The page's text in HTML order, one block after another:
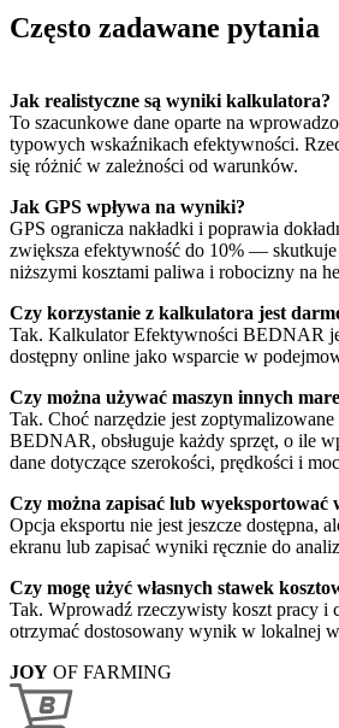
Często zadawane pytania
Jak realistyczne są wyniki kalkulatora?
To szacunkowe dane oparte na
typowych wskaźnikach efektywności.
się różnić w zależności od warunków.
Jak GPS wpływa na wyniki?
GPS ogranicza nakładki i poprawia
zwiększa efektywność do 10% — skutkuje
niższymi kosztami paliwa i robocizny na
Czy korzystanie z kalkulatora jest
Tak. Kalkulator Efektywności BEDNAR
dostępny online jako wsparcie w
Czy można używać maszyn innych
Tak. Choć narzędzie jest
BEDNAR, obsługuje każdy sprzęt, o ile
dane dotyczące szerokości, prędkości i
Czy można zapisać lub wyeksportować
Opcja eksportu nie jest jeszcze dostępna,
ekranu lub zapisać wyniki ręcznie do
Czy mogę użyć własnych stawek
Tak. Wprowadź rzeczywisty koszt pracy i
otrzymać dostosowany wynik w lokalnej
JOY OF FARMING